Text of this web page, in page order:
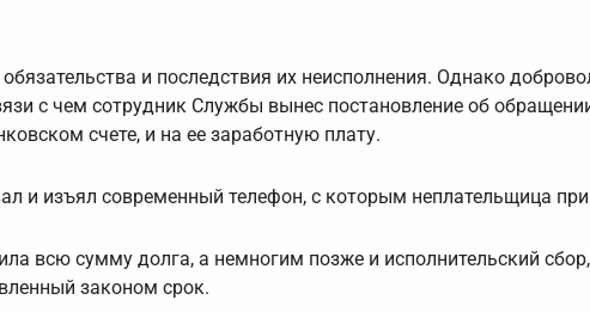
и последствия их неисполнения. Однако
с чем сотрудник Службы вынес постановление об
счете, и на ее заработную плату.
и изъял современный телефон, с которым неплательщица
всю сумму долга, а немногим позже и исполнительский
законом срок.